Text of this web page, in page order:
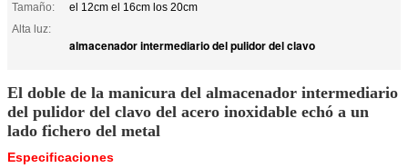
Tamaño:
el 12cm el 16cm los 20cm
Alta luz:
almacenador intermediario del pulidor del clavo
El doble de la manicura del almacenador intermediario
del pulidor del clavo del acero inoxidable echó a un
lado fichero del metal
Especificaciones